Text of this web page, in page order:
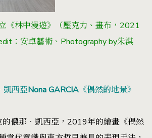
《林中漫遊》（壓克力、畫布，2021
：安卓藝術 、Photography by朱淇
西亞Nona GARCIA《偶然的地景》
儂那．凱西亞，2019年的繪畫《偶然